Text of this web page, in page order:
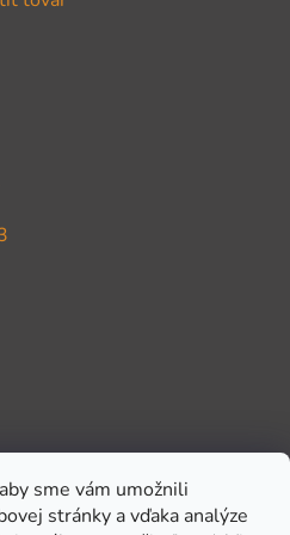
sme vám umožnili
stránky a vďaka analýze